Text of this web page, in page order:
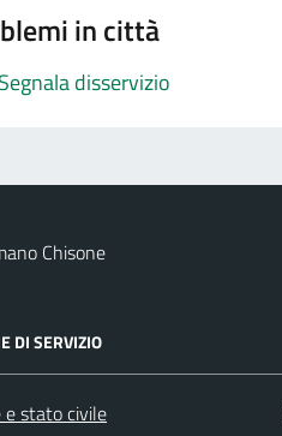
in città
Segnala disservizio
Chisone
DI SERVIZIO
e stato civile